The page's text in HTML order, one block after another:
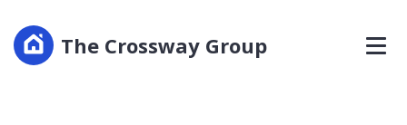
The Crossway Group